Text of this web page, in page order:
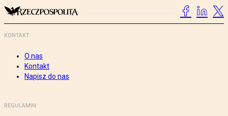
KONTAKT
O nas
Kontakt
Napisz do nas
REGULAMIN